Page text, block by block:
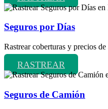
Seguros por Días
Rastrear coberturas y precios
RASTREAR
Seguros de Camión